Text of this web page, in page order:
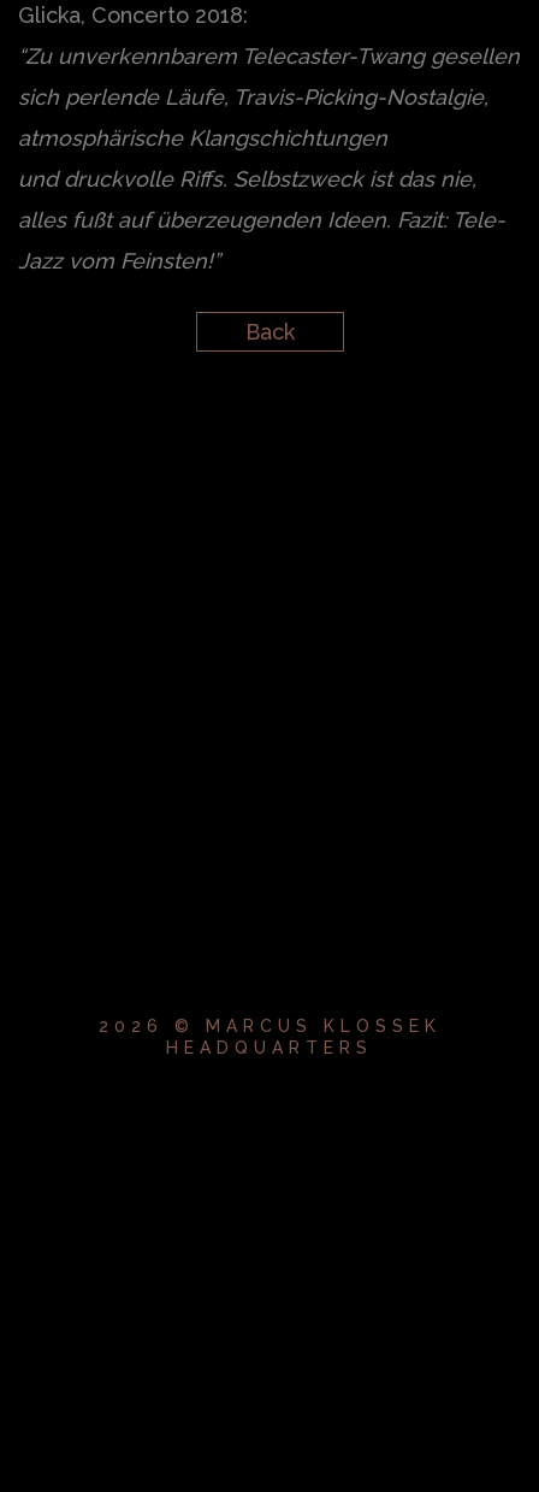
Glicka, Concerto 2018:
“Zu unverkennbarem Telecaster-Twang gesellen
sich perlende Läufe, Travis-Picking-Nostalgie,
atmosphärische Klangschichtungen
und druckvolle Riffs. Selbstzweck ist das nie,
alles fußt auf überzeugenden Ideen. Fazit: Tele-
Jazz vom Feinsten!”
Back
2026 © MARCUS KLOSSEK
HEADQUARTERS